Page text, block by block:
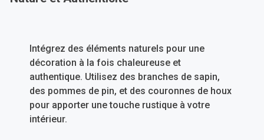
Intégrez des éléments naturels pour une
décoration à la fois chaleureuse et
authentique. Utilisez des branches de sapin,
des pommes de pin, et des couronnes de houx
pour apporter une touche rustique à votre
intérieur.